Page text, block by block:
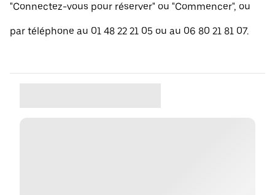
"Connectez-vous pour réserver" ou "Commencer", ou
par téléphone au 01 48 22 21 05 ou au 06 80 21 81 07.